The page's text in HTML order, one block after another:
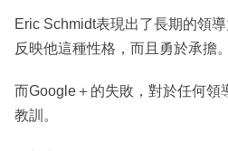
Eric Schmidt表現出了長期的領
反映他這種性格，而且勇於承擔。
而Google＋的失敗，對於任何領
教訓。